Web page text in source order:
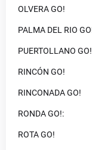
OLVERA GO!
PALMA DEL RIO
PUERTOLLANO GO!
RINCÓN GO!
RINCONADA GO!
RONDA GO!:
ROTA GO!